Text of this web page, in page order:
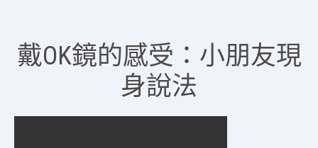
戴OK鏡的感受：小朋友現
身說法